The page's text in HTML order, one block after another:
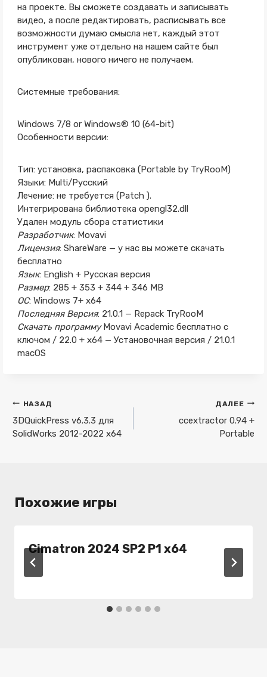
на проекте. Вы сможете создавать и записывать
видео, а после редактировать, расписывать все
возможности думаю смысла нет, каждый этот
инструмент уже отдельно на нашем сайте был
опубликован, нового ничего не получаем.
Системные требования:
Windows 7/8 or Windows® 10 (64-bit)
Особенности версии:
Тип: установка, распаковка (Portable by TryRooM)
Языки: Multi/Русский
Лечение: не требуется (Patch ).
Интегрирована библиотека opengl32.dll
Удален модуль сбора статистики
Разработчик: Movavi
Лицензия: ShareWare — у нас вы можете скачать
бесплатно
Язык: English + Русская версия
Размер: 285 + 353 + 344 + 346 MB
ОС: Windows 7+ x64
Последняя Версия: 21.0.1 — Repack TryRooM
Скачать программуMovavi Academic бесплатно с
ключом / 22.0 + x64 — Установочная версия / 21.0.1
macOS
Навигация
по
записям
НАЗАД
3DQuickPress v6.3.3 для
SolidWorks 2012-2022 x64
ДАЛЕЕ
ccextractor 0.94 +
Portable
Похожие игры
Cimatron 2024 SP2 P1 x64